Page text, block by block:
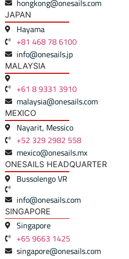
hongkong@onesails.com
JAPAN
Hayama
+81 468 78 6100
info@onesails.jp
MALAYSIA
+61 8 9331 3910
malaysia@onesails.com
MEXICO
Nayarit, Messico
+52 329 2982 558
mexico@onesails.mx
ONESAILS HEADQUARTER
Bussolengo VR
info@onesails.com
SINGAPORE
Singapore
+65 9663 1425
singapore@onesails.com